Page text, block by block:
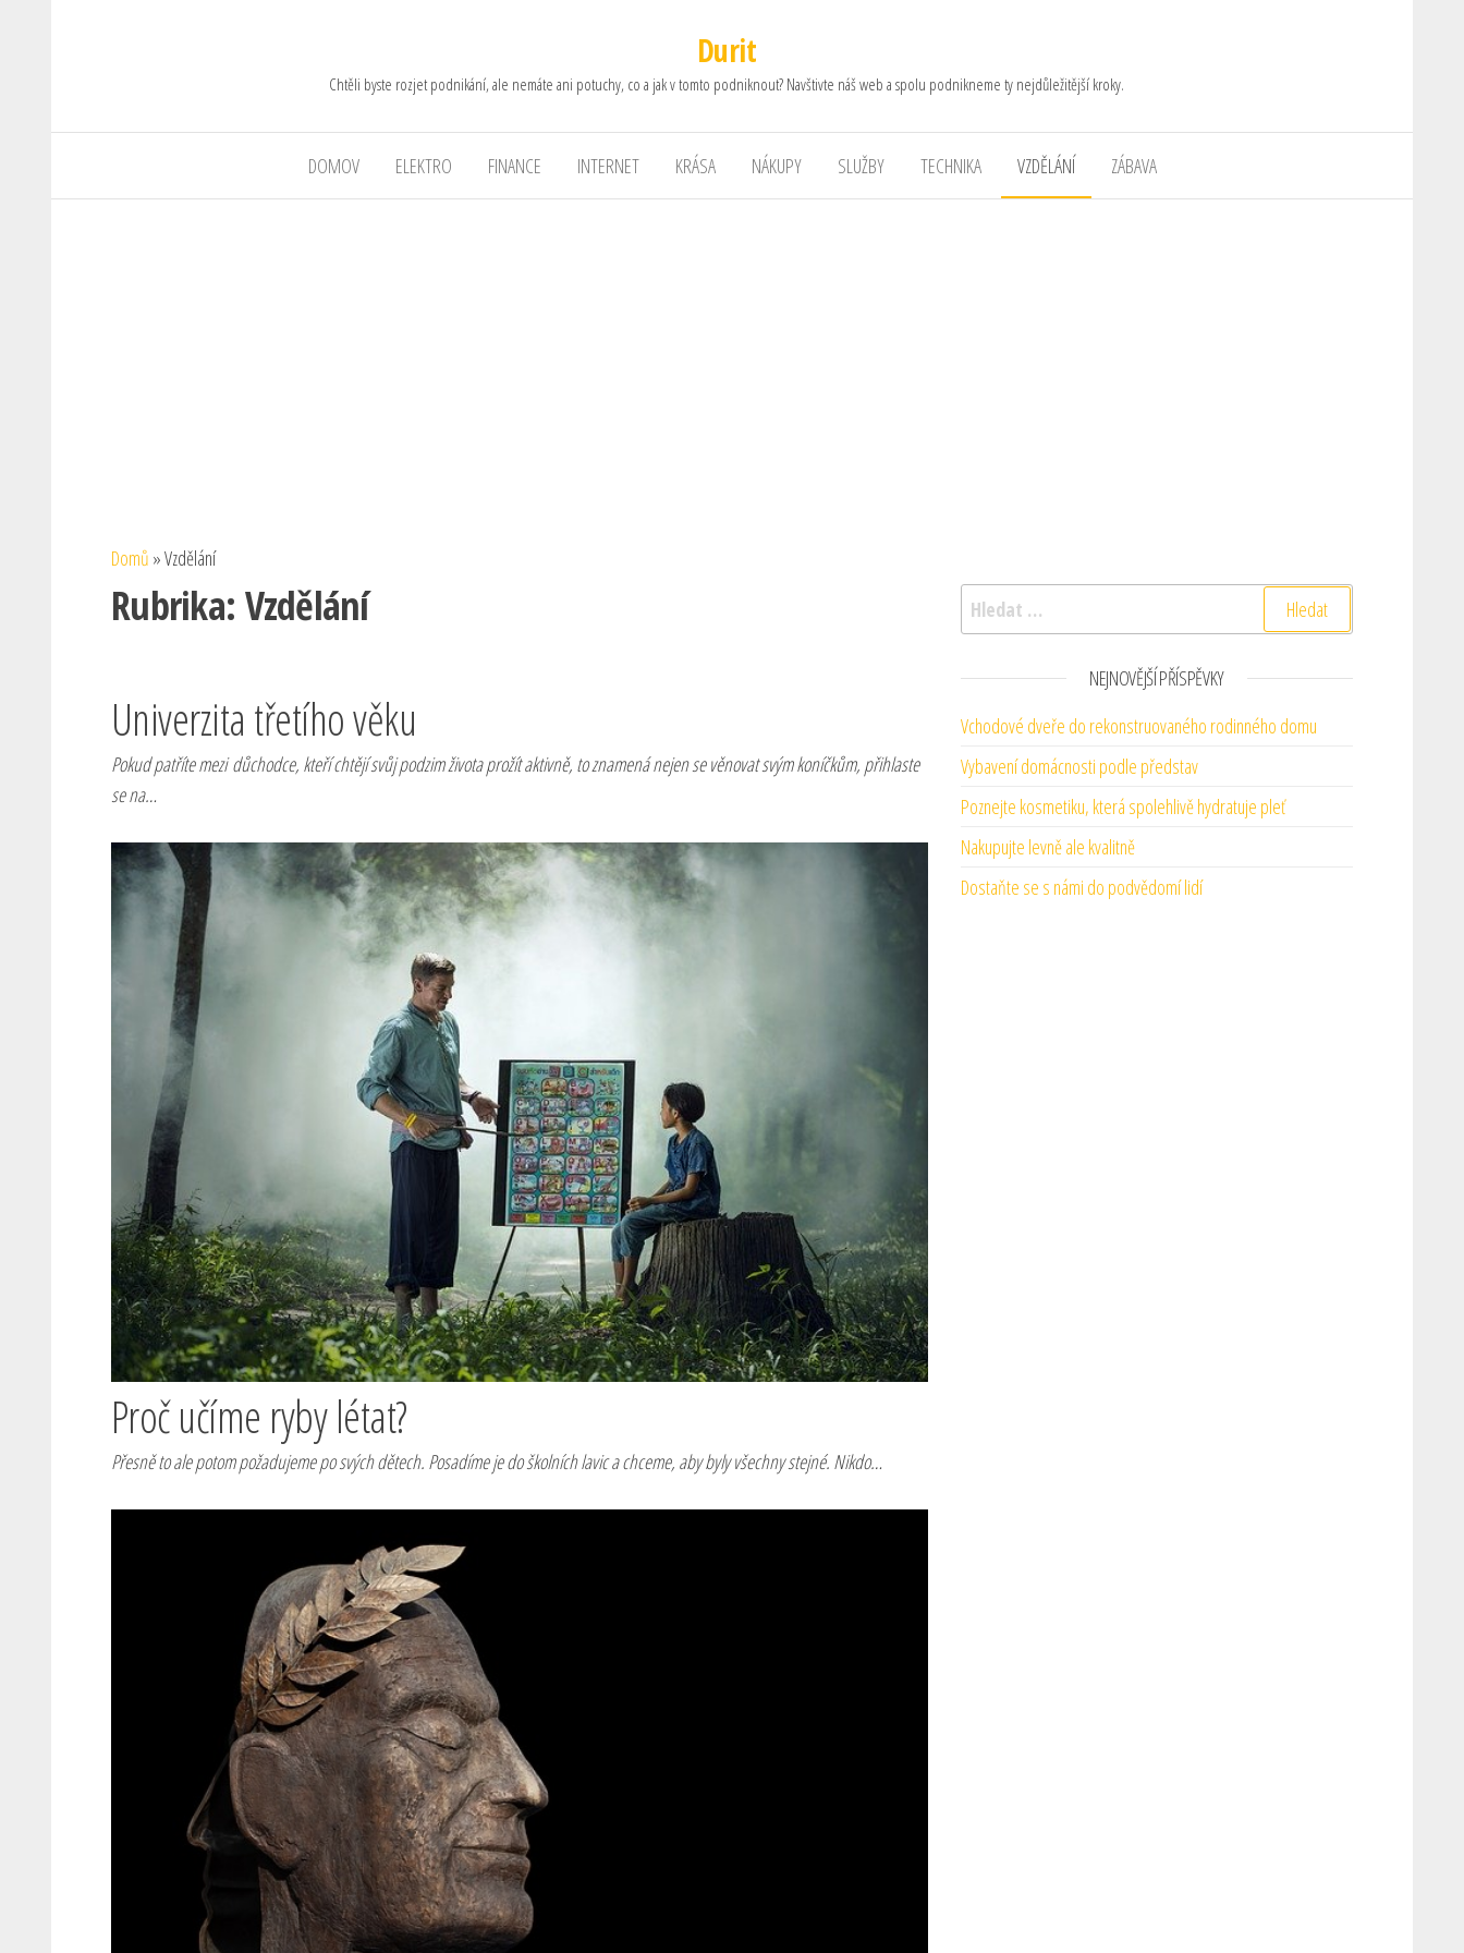
Durit
Chtěli byste rozjet podnikání, ale nemáte ani potuchy, co a jak v tomto podniknout? Navštivte náš web a spolu podnikneme ty nejdůležitější kroky.
DOMOV ELEKTRO FINANCE INTERNET KRÁSA NÁKUPY SLUŽBY TECHNIKA VZDĚLÁNÍ ZÁBAVA
Domů »Vzdělání
Rubrika: Vzdělání
Univerzita třetího věku
Pokud patříte mezi důchodce, kteří chtějí svůj podzim života prožít aktivně, to znamená nejen se věnovat svým koníčkům, přihlaste
se na…
Proč učíme ryby létat?
Přesně to ale potom požadujeme po svých dětech. Posadíme je do školních lavic a chceme, aby byly všechny stejné. Nikdo…
Vyhledávání
NEJNOVĚJŠÍ PŘÍSPĚVKY
Vchodové dveře do rekonstruovaného rodinného domu
Vybavení domácnosti podle představ
Poznejte kosmetiku, která spolehlivě hydratuje pleť
Nakupujte levně ale kvalitně
Dostaňte se s námi do podvědomí lidí